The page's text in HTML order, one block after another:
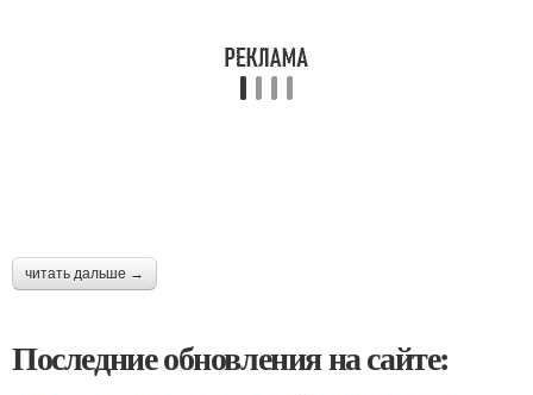
читать дальше →
Последние обновления на сайте: